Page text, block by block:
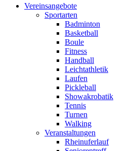
Close
Vereinsangebote
Sportarten
Badminton
Basketball
Boule
Fitness
Handball
Leichtathletik
Laufen
Pickleball
Showakrobatik
Tennis
Turnen
Walking
Veranstaltungen
Rheinuferlauf